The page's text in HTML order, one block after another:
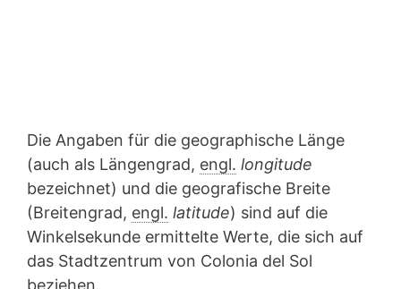
Die Angaben für die geographische Länge
(auch als Längengrad, engl. longitude
bezeichnet) und die geografische Breite
(Breitengrad, engl. latitude) sind auf die
Winkelsekunde ermittelte Werte, die sich auf
das Stadtzentrum von Colonia del Sol
beziehen.